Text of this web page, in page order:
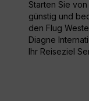
Starten Sie
günstig und
den Flug
Diagne
Ihr Reiseziel